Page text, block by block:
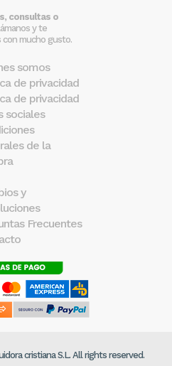
consultas o
y te
mucho gusto.
somos
de privacidad
de privacidad
sociales
de la
y
Frecuentes
cristiana S.L. All rights reserved.